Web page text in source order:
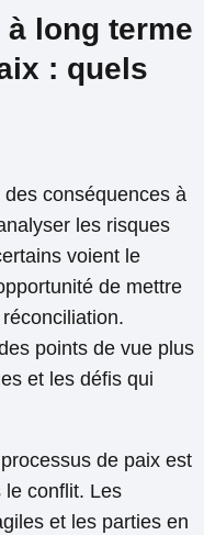
long terme
: quels
conséquences à
les risques
voient le
de mettre
points de vue plus
et les défis qui
de paix est
le conflit. Les
et les parties en